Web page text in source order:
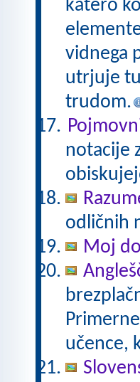
katero
vidnega
utrjuje
trudom.
notacije
odličnih
Moj
učence,